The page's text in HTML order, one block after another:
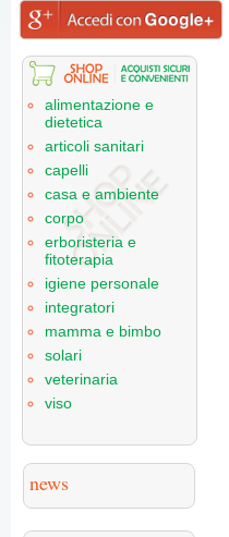
alimentazione e
dietetica
articoli sanitari
capelli
casa e ambiente
corpo
erboristeria e
fitoterapia
igiene personale
integratori
mamma e bimbo
solari
veterinaria
viso
news